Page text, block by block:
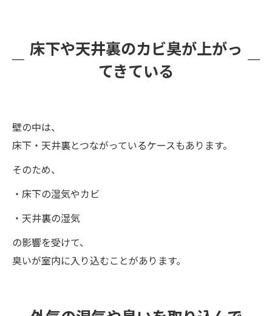
床下や天井裏のカビ臭が上がっ
てきている
壁の中は、
床下・天井裏とつながっているケースもあります。
そのため、
・床下の湿気やカビ
・天井裏の湿気
の影響を受けて、
臭いが室内に入り込むことがあります。